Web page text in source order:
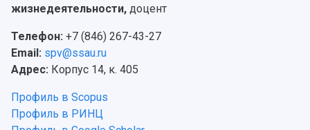
жизнедеятельности, доцент
Телефон: +7 (846) 267-43-27
Email: spv@ssau.ru
Адрес: Корпус 14, к. 405
Профиль в Scopus
Профиль в РИНЦ